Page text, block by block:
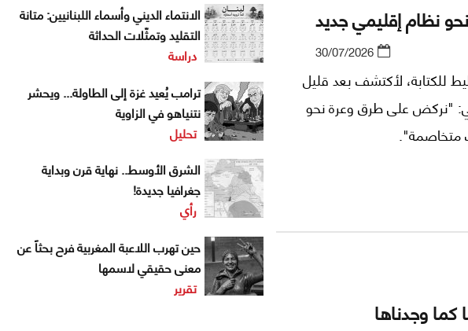
نظام إقليمي جديد
30/07/2026
للكتابة، لأكتشف بعد قليل
"نركض على طرق وعرة نحو
متخاصمة".
كما وجدناها
الانتماء الديني وأسماء اللبنانيين: متانة
التقليد وتمثّلات الحداثة
دراسة
ترامب يُعيد غزة إلى الطاولة... ويحشر
نتنياهو في الزاوية
تحليل
الشرق الأوسط.. نهاية قرن وبداية
جغرافيا جديدة!
رأي
حين تهرب اللاعبة المغربية فرح بحثاً عن
معنى حقيقي لاسمها
تقرير